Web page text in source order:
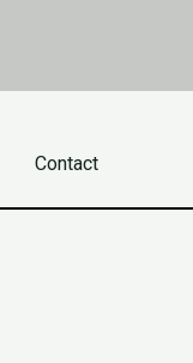
Contact